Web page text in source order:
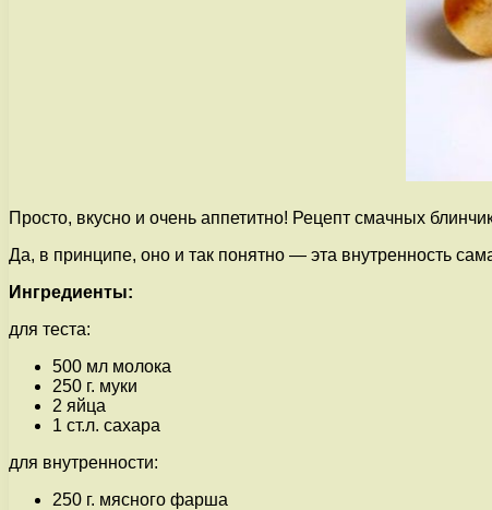
Просто, вкусно и очень аппетитно! Рецепт смачных
Да, в принципе, оно и так понятно — эта внутренность
Ингредиенты:
для теста:
500 мл молока
250 г. муки
2 яйца
1 ст.л. сахара
для внутренности:
250 г. мясного фарша